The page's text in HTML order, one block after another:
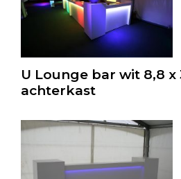
U Lounge bar wit 8,8 x
achterkast